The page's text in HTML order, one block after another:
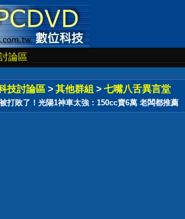
論區
技討論區 > 其他群組 > 七嘴八舌異言堂
打敗了！光陽1神車太強：150cc賣6萬 老闆都推薦